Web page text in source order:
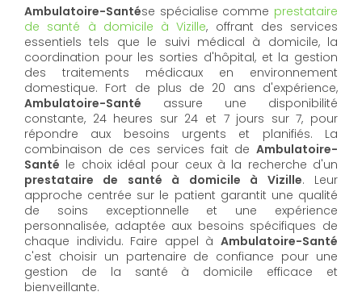
Ambulatoire-Santése spécialise comme prestataire
de santé à domicile à Vizille, offrant des services
essentiels tels que le suivi médical à domicile, la
coordination pour les sorties d'hôpital, et la gestion
des traitements médicaux en environnement
domestique. Fort de plus de 20 ans d'expérience,
Ambulatoire-Santé assure une disponibilité
constante, 24 heures sur 24 et 7 jours sur 7, pour
répondre aux besoins urgents et planifiés. La
combinaison de ces services fait de Ambulatoire-
Santé le choix idéal pour ceux à la recherche d'un
prestataire de santé à domicile à Vizille. Leur
approche centrée sur le patient garantit une qualité
de soins exceptionnelle et une expérience
personnalisée, adaptée aux besoins spécifiques de
chaque individu. Faire appel à Ambulatoire-Santé
c'est choisir un partenaire de confiance pour une
gestion de la santé à domicile efficace et
bienveillante.